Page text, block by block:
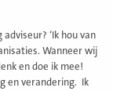
‘Ik hou van
Wanneer wij
en doe ik mee!
en verandering. Ik